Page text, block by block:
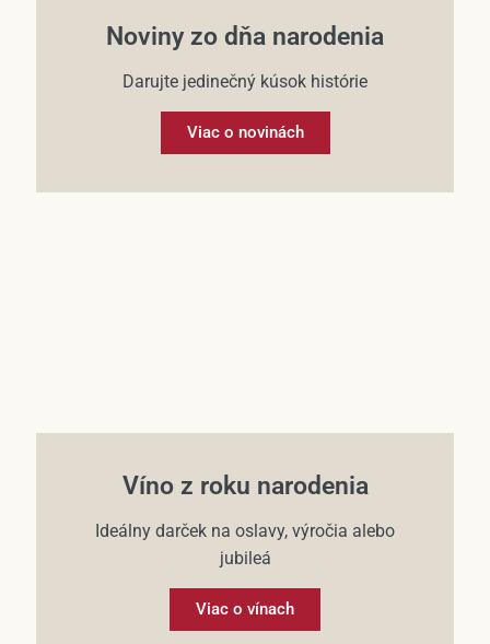
Noviny zo dňa narodenia
Darujte jedinečný kúsok histórie
Viac o novinách
Víno z roku narodenia
Ideálny darček na oslavy, výročia alebo
jubileá
Viac o vínach